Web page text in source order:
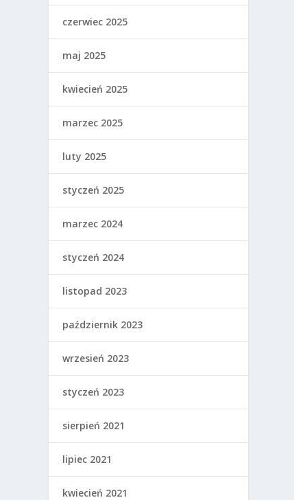
czerwiec 2025
maj 2025
kwiecień 2025
marzec 2025
luty 2025
styczeń 2025
marzec 2024
styczeń 2024
listopad 2023
październik 2023
wrzesień 2023
styczeń 2023
sierpień 2021
lipiec 2021
kwiecień 2021